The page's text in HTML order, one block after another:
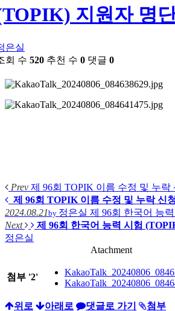
지원자 명
은실
회 수 520 추천 수 0 댓글 0
Prev 제 96회 TOPIK 이름 수정 및 누락
제 96회 TOPIK 이름 수정 및 누락 신
2024.08.21by 정은실 제 96회 한국어 능
Next
제 96회 한국어 능력 시험
정은실
Atachment
첨부 '2'
위로 아래로 댓글로 가기 첨부